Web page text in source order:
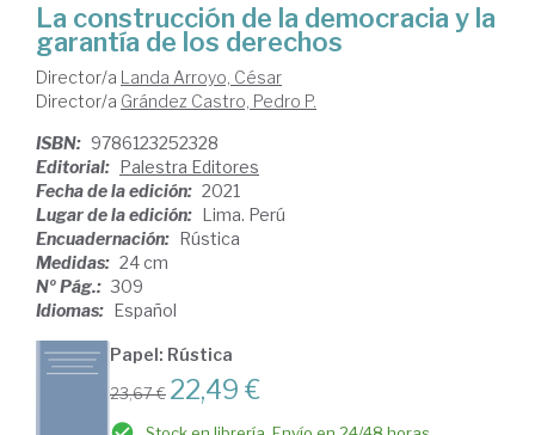
La construcción de la democracia y la
garantía de los derechos
Director/a Landa Arroyo, César
Director/a Grández Castro, Pedro P.
ISBN: 9786123252328
Editorial: Palestra Editores
Fecha de la edición: 2021
Lugar de la edición: Lima. Perú
Encuadernación: Rústica
Medidas: 24 cm
Nº Pág.: 309
Idiomas: Español
Papel: Rústica
23,67 € 22,49 €